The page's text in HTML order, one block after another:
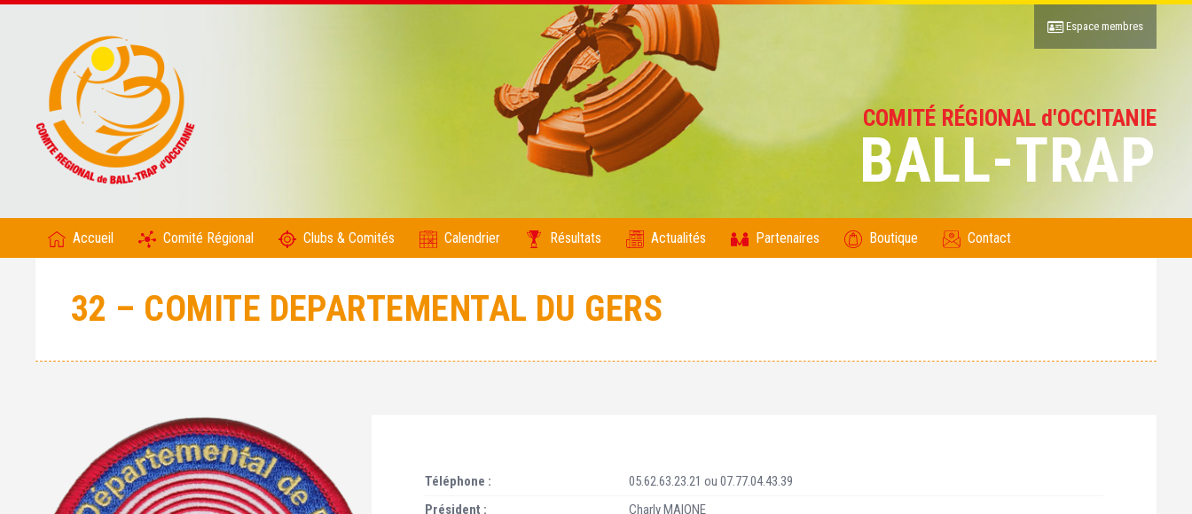
COMITÉ RÉGIONAL d'OCCITANIE
BALL-TRAP
Espace membres
Accueil Comité Régional Clubs & Comités Calendrier Résultats Actualités Partenaires Boutique Contact
32 – COMITE DEPARTEMENTAL DU GERS
Téléphone :
05.62.63.23.21 ou 07.77.04.43.39
Président :
Charly MAIONE